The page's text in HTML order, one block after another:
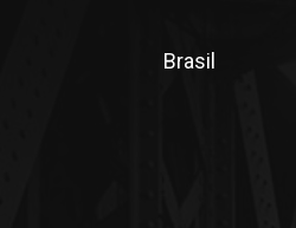
Brasil